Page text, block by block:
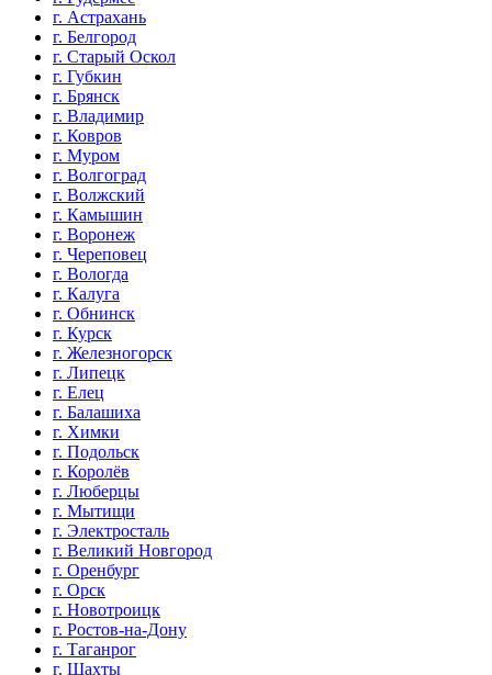
г. Астрахань
г. Белгород
г. Старый Оскол
г. Губкин
г. Брянск
г. Владимир
г. Ковров
г. Муром
г. Волгоград
г. Волжский
г. Камышин
г. Воронеж
г. Череповец
г. Вологда
г. Калуга
г. Обнинск
г. Курск
г. Железногорск
г. Липецк
г. Елец
г. Балашиха
г. Химки
г. Подольск
г. Королёв
г. Люберцы
г. Мытищи
г. Электросталь
г. Великий Новгород
г. Оренбург
г. Орск
г. Новотроицк
г. Ростов-на-Дону
г. Таганрог
г. Шахты